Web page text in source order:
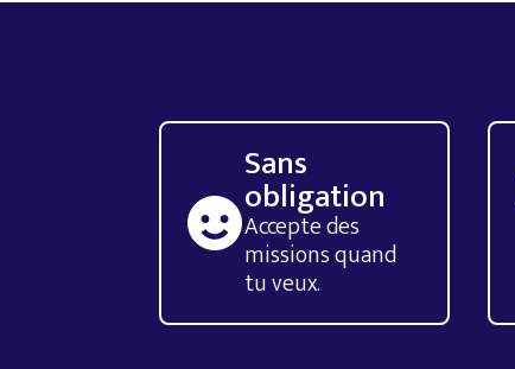
Sans
obligation
Accepte des
missions quand
tu veux.